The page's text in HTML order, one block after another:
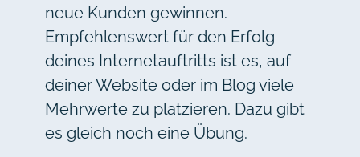
neue Kunden gewinnen.
Empfehlenswert für den Erfolg
deines Internetauftritts ist es, auf
deiner Website oder im Blog viele
Mehrwerte zu platzieren. Dazu gibt
es gleich noch eine Übung.